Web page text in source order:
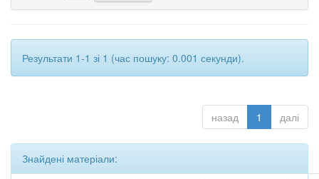
Результати 1-1 зі 1 (час пошуку: 0.001 секунди).
назад 1 далі
Знайдені матеріали: